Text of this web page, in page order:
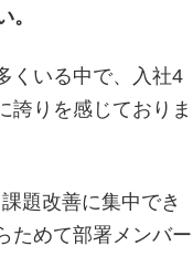
くいる中で、入社4
誇りを感じておりま
題改善に集中でき
ためて部署メンバー